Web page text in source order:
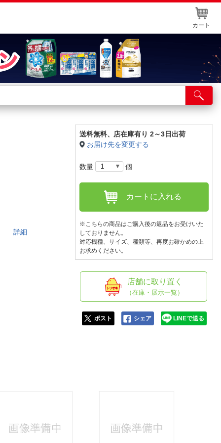
カート
舗サービス
ト取り置き
。詳細
送料無料、 店在庫有り 2～3日出荷
お届け先を変更する
数量 個
カートに入れる
※こちらの商品はご購入後の返品をお受けいた
しておりません。
対応機種、サイズ、種類等、再度お確かめの上
お求めください。
店舗に取り置く
（在庫・展示一覧）
ポスト シェア LINEで送る